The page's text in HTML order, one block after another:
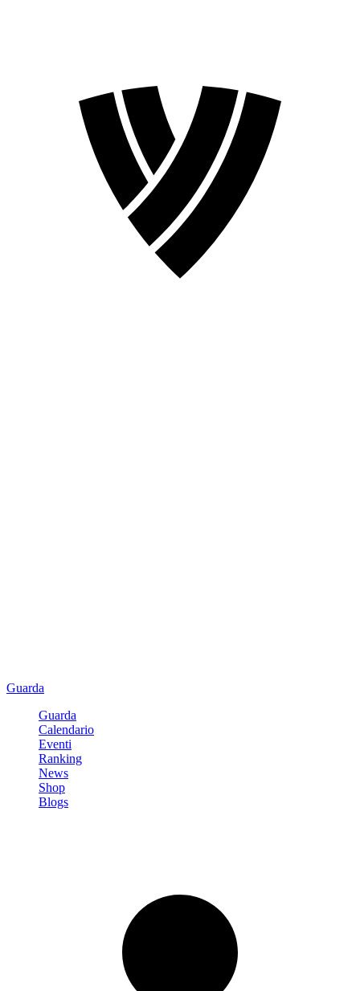
Guarda
Guarda
Calendario
Eventi
Ranking
News
Shop
Blogs